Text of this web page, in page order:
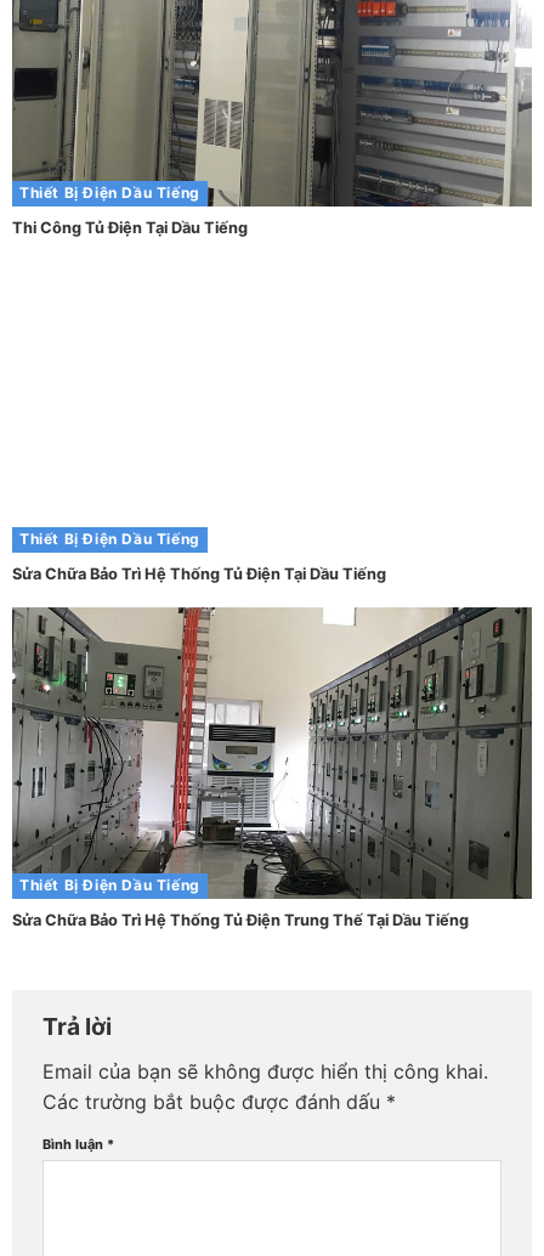
Thiết Bị Điện Dầu Tiếng
Thi Công Tủ Điện Tại Dầu Tiếng
Thiết Bị Điện Dầu Tiếng
Sửa Chữa Bảo Trì Hệ Thống Tủ Điện Tại Dầu Tiếng
Thiết Bị Điện Dầu Tiếng
Sửa Chữa Bảo Trì Hệ Thống Tủ Điện Trung Thế Tại Dầu Tiếng
Trả lời
Email của bạn sẽ không được hiển thị công khai.
Các trường bắt buộc được đánh dấu *
Bình luận *